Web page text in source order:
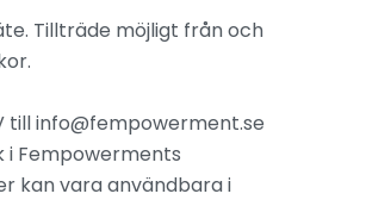
Tillträde möjligt från och
info@fempowerment.se
i Fempowerments
kan vara användbara i